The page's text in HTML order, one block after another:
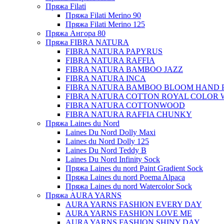
Пряжа Filati
Пряжа Filati Merino 90
Пряжа Filati Merino 125
Пряжа Ангора 80
Пряжа FIBRA NATURA
FIBRA NATURA PAPYRUS
FIBRA NATURA RAFFIA
FIBRA NATURA BAMBOO JAZZ
FIBRA NATURA INCA
FIBRA NATURA BAMBOO BLOOM HAND
FIBRA NATURA COTTON ROYAL COLOR
FIBRA NATURA COTTONWOOD
FIBRA NATURA RAFFIA CHUNKY
Пряжа Laines du Nord
Laines Du Nord Dolly Maxi
Laines du Nord Dolly 125
Laines Du Nord Teddy B
Laines Du Nord Infinity Sock
Пряжа Laines du nord Paint Gradient Sock
Пряжа Laines du nord Poema Alpaca
Пряжа Laines du nord Watercolor Sock
Пряжа AURA YARNS
AURA YARNS FASHION EVERY DAY
AURA YARNS FASHION LOVE ME
AURA YARNS FASHION SHINY DAY